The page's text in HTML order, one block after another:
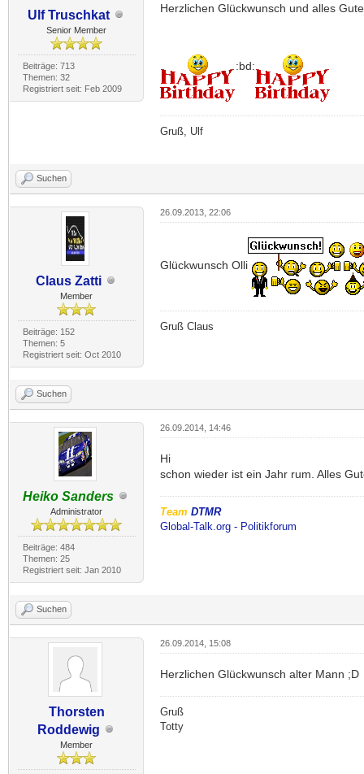
Ulf Truschkat
Senior Member
Beiträge: 713
Themen: 32
Registriert seit: Feb 2009
Herzlichen Glückwunsch und alles
:bd:
Gruß, Ulf
Suchen
Claus Zatti
Member
Beiträge: 152
Themen: 5
Registriert seit: Oct 2010
26.09.2013, 22:06
Glückwunsch Olli
Gruß Claus
Suchen
Heiko Sanders
Administrator
Beiträge: 484
Themen: 25
Registriert seit: Jan 2010
26.09.2014, 14:46
Hi
schon wieder ist ein Jahr rum. Alles
Team DTMR
Global-Talk.org - Politikforum
Suchen
Thorsten
Roddewig
Member
26.09.2014, 15:08
Herzlichen Glückwunsch alter Mann ;D
Gruß
Totty